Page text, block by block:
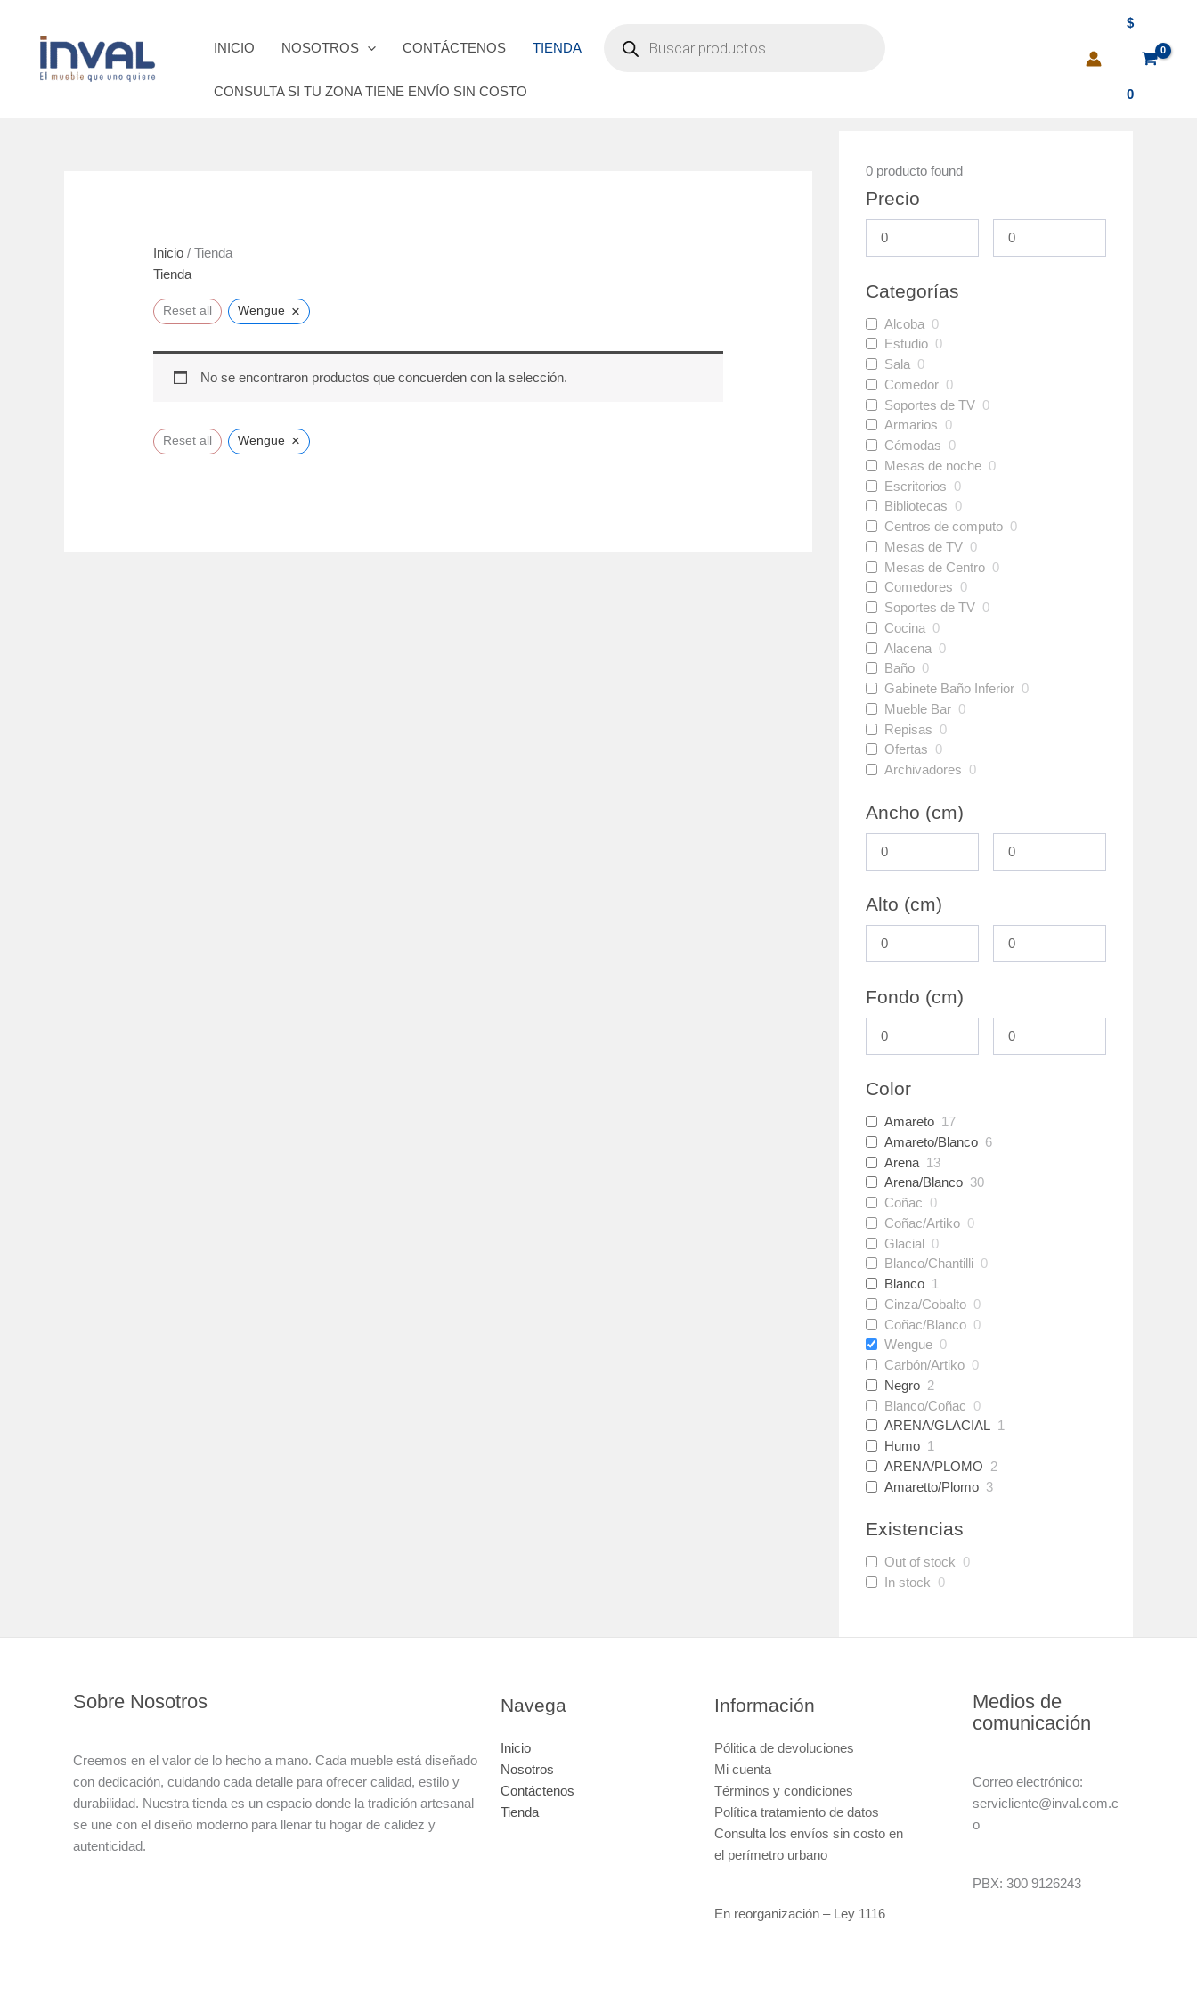
INICIO NOSOTROS CONTÁCTENOS TIENDA
PRODUCTOS
CONSULTA SI TU ZONA TIENE ENVÍO SIN COSTO
$
0
Inicio / Tienda
Tienda
Reset all Wengue ×
No se encontraron productos que concuerden con la selección.
Reset all Wengue ×
0 producto found
Precio
Categorías
Alcoba 0
Estudio 0
Sala 0
Comedor 0
Soportes de TV 0
Armarios 0
Cómodas 0
Mesas de noche 0
Escritorios 0
Bibliotecas 0
Centros de computo 0
Mesas de TV 0
Mesas de Centro 0
Comedores 0
Soportes de TV 0
Cocina 0
Alacena 0
Baño 0
Gabinete Baño Inferior 0
Mueble Bar 0
Repisas 0
Ofertas 0
Archivadores 0
Ancho (cm)
Alto (cm)
Fondo (cm)
Color
Amareto 17
Amareto/Blanco 6
Arena 13
Arena/Blanco 30
Coñac 0
Coñac/Artiko 0
Glacial 0
Blanco/Chantilli 0
Blanco 1
Cinza/Cobalto 0
Coñac/Blanco 0
Wengue 0
Carbón/Artiko 0
Negro 2
Blanco/Coñac 0
ARENA/GLACIAL 1
Humo 1
ARENA/PLOMO 2
Amaretto/Plomo 3
Existencias
Out of stock 0
In stock 0
Sobre Nosotros
Creemos en el valor de lo hecho a mano. Cada mueble está diseñado
con dedicación, cuidando cada detalle para ofrecer calidad, estilo y
durabilidad. Nuestra tienda es un espacio donde la tradición artesanal
se une con el diseño moderno para llenar tu hogar de calidez y
autenticidad.
Navega
Inicio
Nosotros
Contáctenos
Tienda
Información
Pólitica de devoluciones
Mi cuenta
Términos y condiciones
Política tratamiento de datos
Consulta los envíos sin costo en
el perímetro urbano
En reorganización – Ley 1116
Medios de
comunicación
Correo electrónico:
servicliente@inval.com.c
o
PBX: 300 9126243